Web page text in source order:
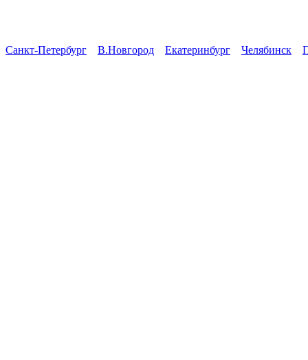
Санкт-Петербург В.Новгород Екатеринбург Челябинск